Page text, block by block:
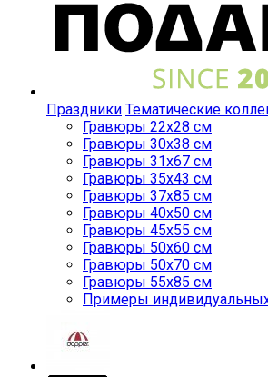
Праздники Тематические
Гравюры 22x28 см
Гравюры 30x38 см
Гравюры 31x67 см
Гравюры 35x43 см
Гравюры 37x85 см
Гравюры 40x50 см
Гравюры 45x55 см
Гравюры 50x60 см
Гравюры 50x70 см
Гравюры 55x85 см
Примеры